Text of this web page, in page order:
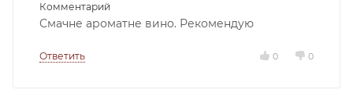
Комментарий
Смачне ароматне вино. Рекомендую
Ответить 0 0